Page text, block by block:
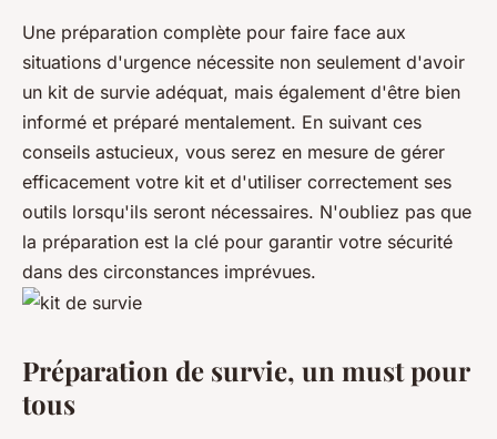
Une préparation complète pour faire face aux
situations d'urgence nécessite non seulement d'avoir
un kit de survie adéquat, mais également d'être bien
informé et préparé mentalement. En suivant ces
conseils astucieux, vous serez en mesure de gérer
efficacement votre kit et d'utiliser correctement ses
outils lorsqu'ils seront nécessaires. N'oubliez pas que
la préparation est la clé pour garantir votre sécurité
dans des circonstances imprévues.
Préparation de survie, un must pour
tous